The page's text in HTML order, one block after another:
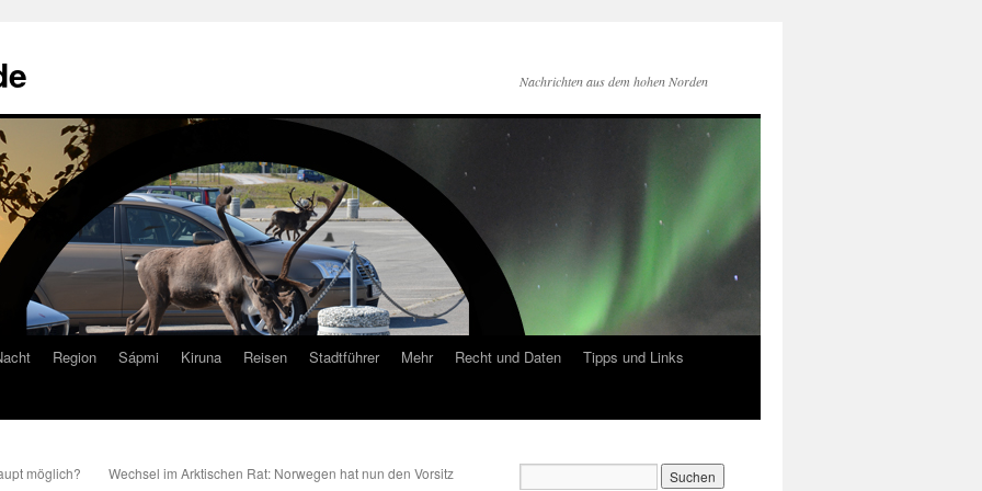
Nachrichten aus dem hohen Norden
Region Sápmi Kiruna Reisen Stadtführer Mehr Recht und Daten
Tipps und Links
möglich?
Wechsel im Arktischen Rat: Norwegen hat nun den Vorsitz